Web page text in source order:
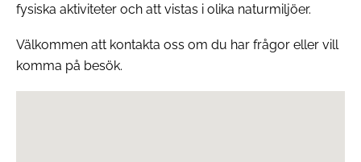
fysiska aktiviteter och att vistas i olika naturmiljöer.
Välkommen att kontakta oss om du har frågor eller vill
komma på besök.